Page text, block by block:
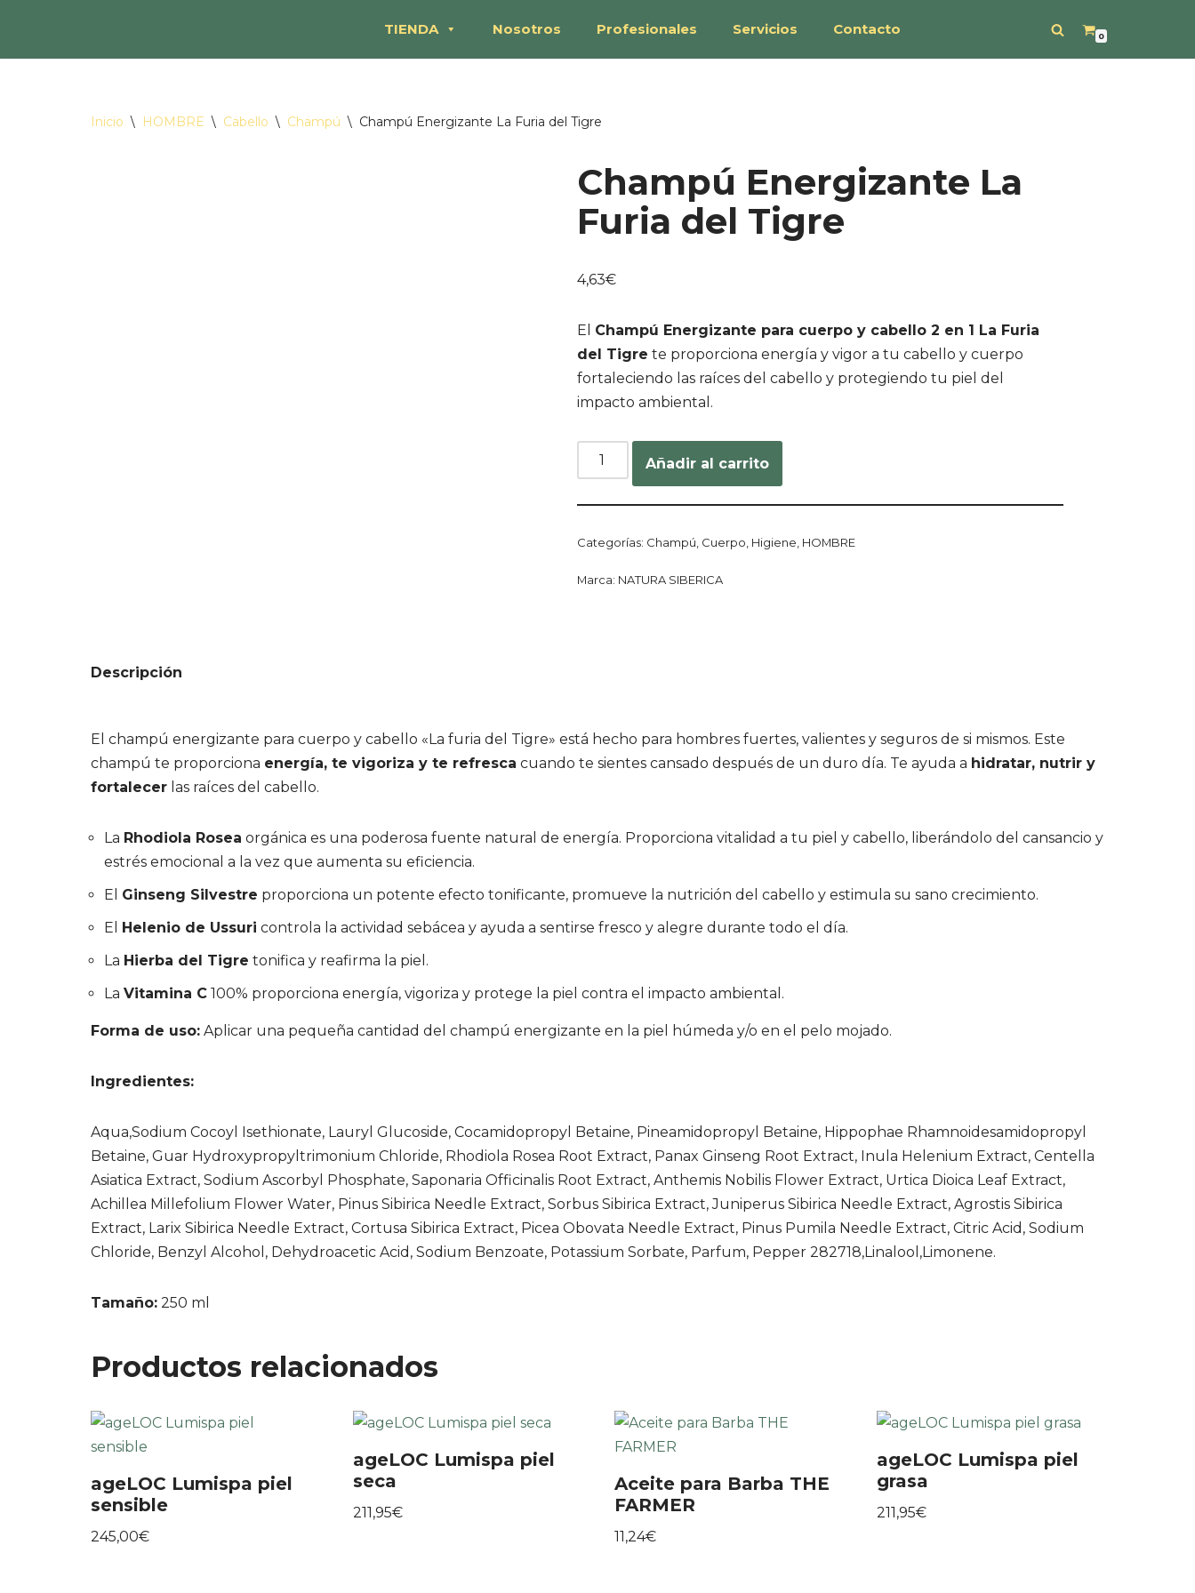
TIENDA Nosotros Profesionales Servicios Contacto 0
Inicio \ HOMBRE \ Cabello \ Champú \ Champú Energizante La Furia del Tigre
Champú Energizante La
Furia del Tigre
4,63€
El Champú Energizante para cuerpo y cabello 2 en 1 La Furia
del Tigre te proporciona energía y vigor a tu cabello y cuerpo
fortaleciendo las raíces del cabello y protegiendo tu piel del
impacto ambiental.
Añadir al carrito
Categorías: Champú Cuerpo Higiene HOMBRE
Marca: NATURA SIBERICA
Descripción
El champú energizante para cuerpo y cabello «La furia del Tigre» está hecho para hombres fuertes, valientes y seguros de si mismos. Este
champú te proporciona energía, te vigoriza y te refresca cuando te sientes cansado después de un duro día. Te ayuda a hidratar, nutrir y
fortalecer las raíces del cabello.
La Rhodiola Rosea orgánica es una poderosa fuente natural de energía. Proporciona vitalidad a tu piel y cabello, liberándolo del cansancio y
estrés emocional a la vez que aumenta su eficiencia.
El Ginseng Silvestre proporciona un potente efecto tonificante, promueve la nutrición del cabello y estimula su sano crecimiento.
El Helenio de Ussuri controla la actividad sebácea y ayuda a sentirse fresco y alegre durante todo el día.
La Hierba del Tigre tonifica y reafirma la piel.
La Vitamina C 100% proporciona energía, vigoriza y protege la piel contra el impacto ambiental.
Forma de uso: Aplicar una pequeña cantidad del champú energizante en la piel húmeda y/o en el pelo mojado.
Ingredientes:
Aqua,Sodium Cocoyl Isethionate, Lauryl Glucoside, Cocamidopropyl Betaine, Pineamidopropyl Betaine, Hippophae Rhamnoidesamidopropyl
Betaine, Guar Hydroxypropyltrimonium Chloride, Rhodiola Rosea Root Extract, Panax Ginseng Root Extract, Inula Helenium Extract, Centella
Asiatica Extract, Sodium Ascorbyl Phosphate, Saponaria Officinalis Root Extract, Anthemis Nobilis Flower Extract, Urtica Dioica Leaf Extract,
Achillea Millefolium Flower Water, Pinus Sibirica Needle Extract, Sorbus Sibirica Extract, Juniperus Sibirica Needle Extract, Agrostis Sibirica
Extract, Larix Sibirica Needle Extract, Cortusa Sibirica Extract, Picea Obovata Needle Extract, Pinus Pumila Needle Extract, Citric Acid, Sodium
Chloride, Benzyl Alcohol, Dehydroacetic Acid, Sodium Benzoate, Potassium Sorbate, Parfum, Pepper 282718,Linalool,Limonene.
Tamaño: 250 ml
Productos relacionados
ageLOC Lumispa piel
sensible
245,00€
ageLOC Lumispa piel
seca
211,95€
Aceite para Barba THE
FARMER
11,24€
ageLOC Lumispa piel
grasa
211,95€